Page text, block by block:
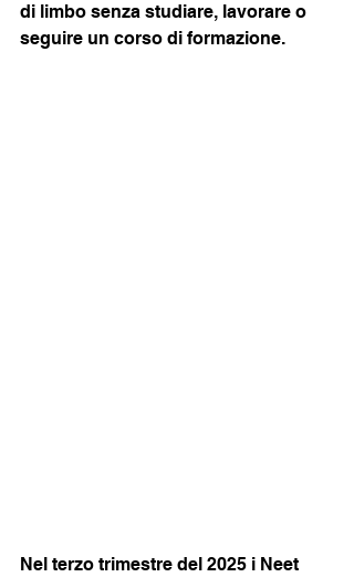
di limbo senza studiare, lavorare o
seguire un corso di formazione.
Nel terzo trimestre del 2025 i Neet